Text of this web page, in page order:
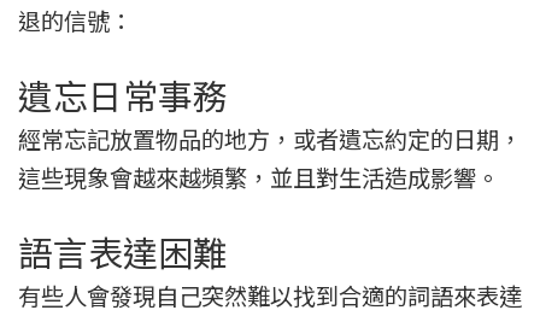
退的信號：
遺忘日常事務
經常忘記放置物品的地方，或者遺忘約定的日期，
這些現象會越來越頻繁，並且對生活造成影響。
語言表達困難
有些人會發現自己突然難以找到合適的詞語來表達